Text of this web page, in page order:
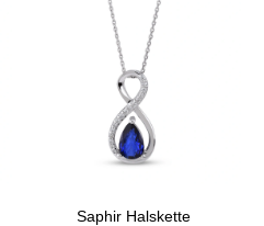
Saphir Halskette